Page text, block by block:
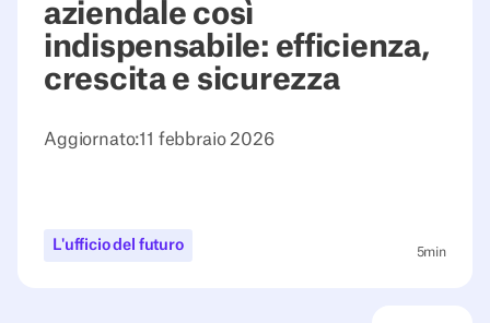
aziendale così
indispensabile: efficienza,
crescita e sicurezza
Aggiornato:11 febbraio 2026
L'ufficio del futuro 5min